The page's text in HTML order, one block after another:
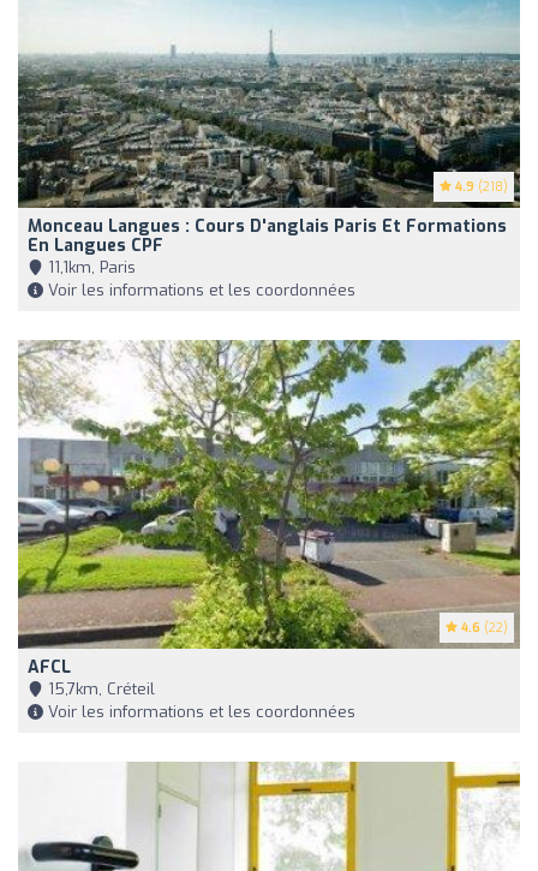
4.9 (218)
Monceau Langues : Cours D'anglais Paris Et Formations
En Langues CPF
11,1km, Paris
Voir les informations et les coordonnées
4.6 (22)
AFCL
15,7km, Créteil
Voir les informations et les coordonnées